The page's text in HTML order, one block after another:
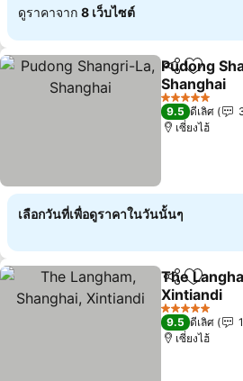
ดูราคาจาก 8 เว็บไซต์
แชร์ เพิ่มในร
Pudong
Shanghai
5 ดาว
9.5 ดีเลิศ
เซี่ยงไฮ้
เลือกวันที่เพื่อดูราคาในวันนั้นๆ
แชร์ เพิ่มใน
The
Xintiandi
5 ดาว
9.5 ดีเลิศ
เซี่ยงไฮ้